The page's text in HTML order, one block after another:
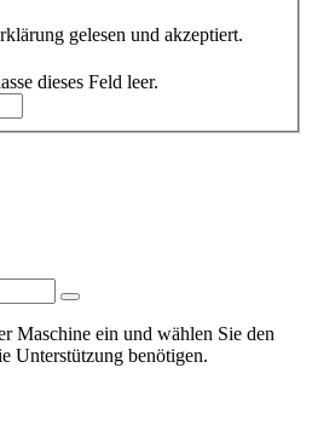
gelesen und akzeptiert.
dieses Feld leer.
Maschine ein und wählen Sie den
Unterstützung benötigen.